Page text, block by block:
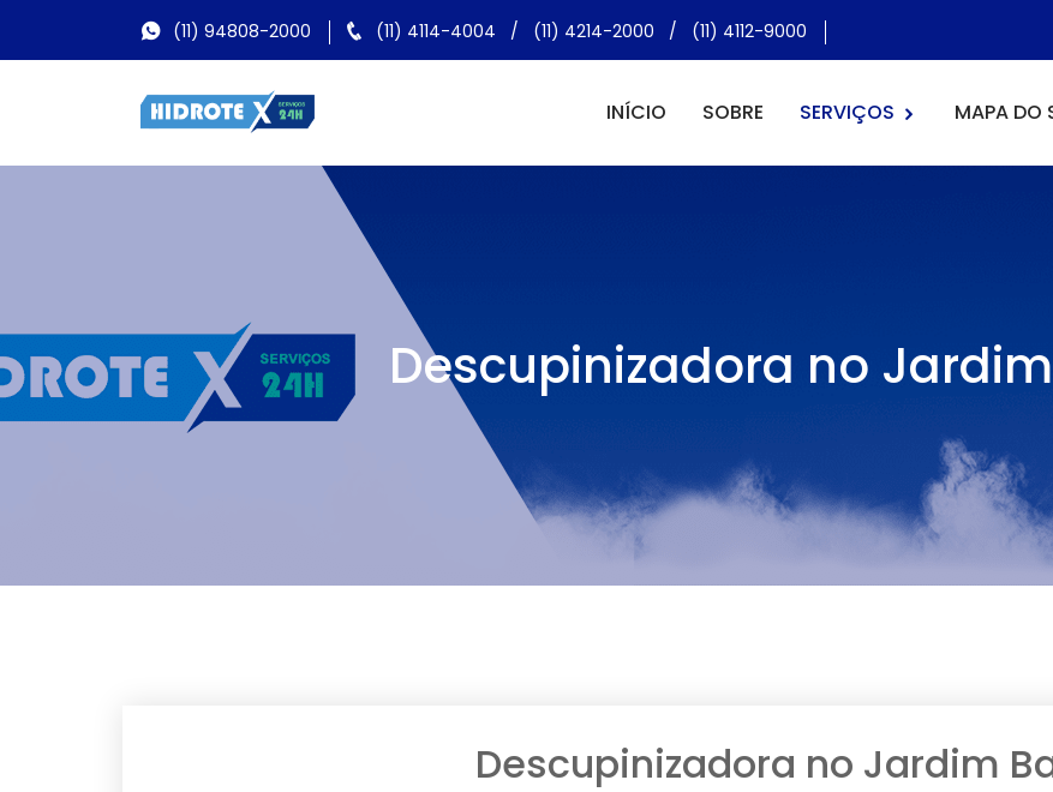
(11) 94808-2000 (11) 4114-4004 / (11) 4214-2000 / (11) 4112-9000
INÍCIO SOBRE SERVIÇOS MAPA DO
Descupinizadora no
Descupinizadora no Jardim